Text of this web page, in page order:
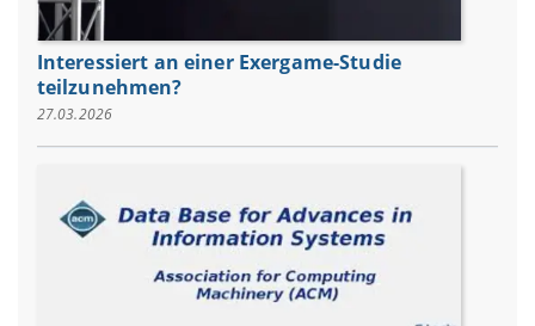
Interessiert an einer Exergame-Studie
teilzunehmen?
27.03.2026